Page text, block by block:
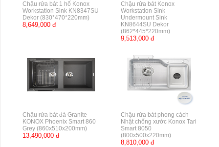
Chậu rửa bát 1 hố Konox
Workstation Sink KN8347SU
Dekor (830*470*220mm)
8,649,000 đ
Chậu rửa bát Konox
Workstation Sink
Undermount Sink
KN8644SU Dekor
(862*445*220mm)
9,513,000 đ
Chậu rửa bát đá Granite
KONOX Phoenix Smart 860
Grey (860x510x200mm)
13,490,000 đ
Chậu rửa bát phong cách
Nhật chống xước Konox Tari
Smart 8050
(800x500x220mm)
8,810,000 đ